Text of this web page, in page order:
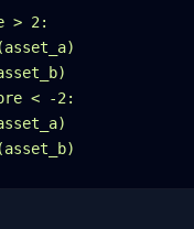
> 2:
< -2: